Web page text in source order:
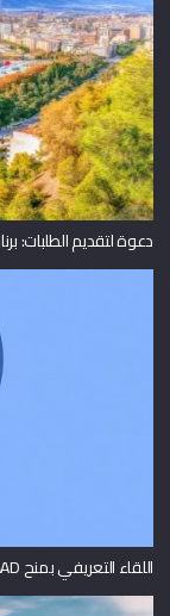
دعوة لتقديم الطلبات:
اللقاء التعريفي بمنح DAAD للعام الأكاديمي 2027/2028